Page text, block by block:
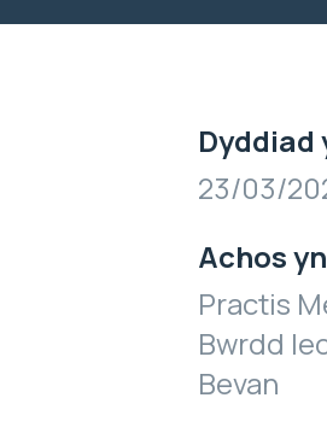
Dyddiad
23/03/
Achos
Practis
Bwrdd
Bevan